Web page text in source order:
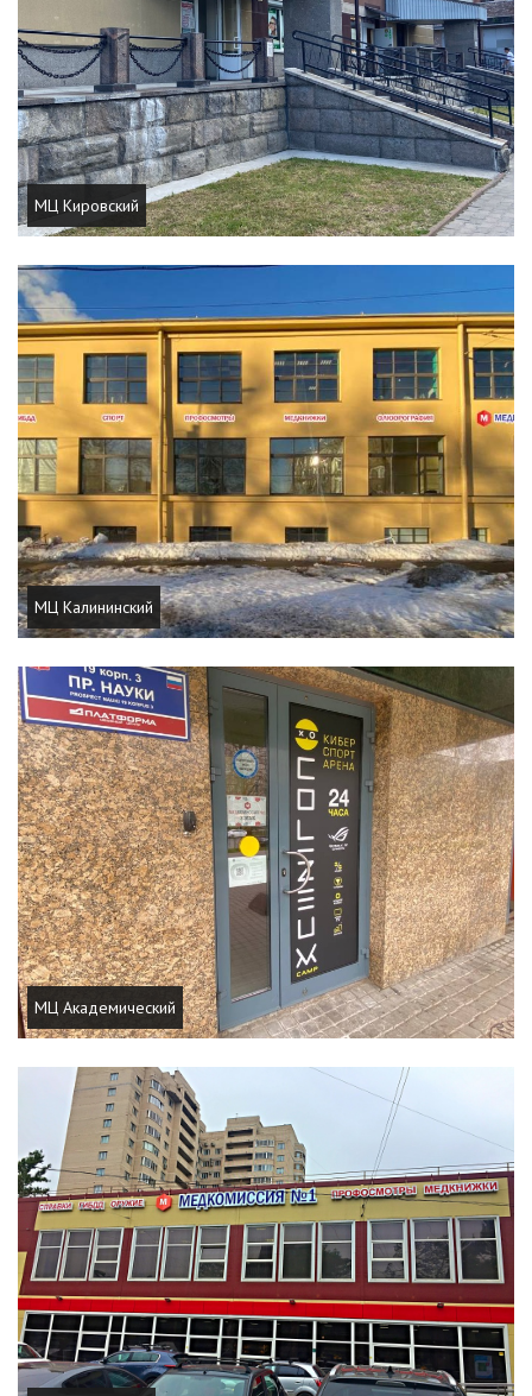
МЦ Кировский
МЦ Калининский
МЦ Академический